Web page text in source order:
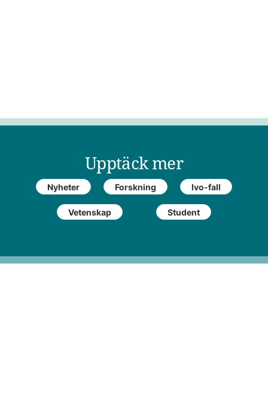
Upptäck mer
Nyheter Forskning Ivo-fall
Vetenskap Student